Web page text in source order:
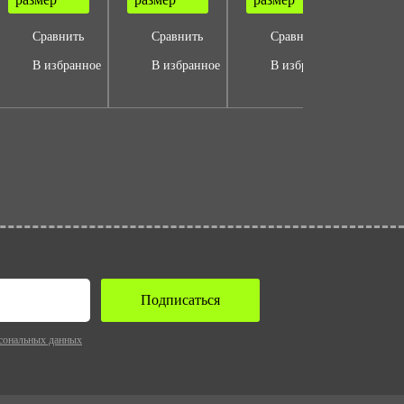
Сравнить
В избранное
Сравнить
В избранное
Сравнить
В избранное
данных
Подписаться